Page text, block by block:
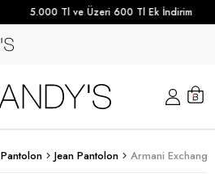
5.000 Tl ve Üzeri 600 Tl Ek İndirim
Pantolon Jean Pantolon Armani